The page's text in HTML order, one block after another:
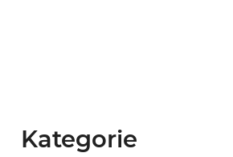
Kategorie